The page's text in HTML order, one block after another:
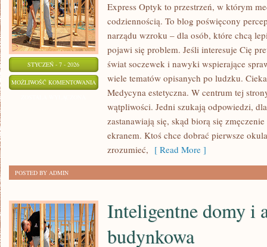
STYCZEŃ - 7 - 2026
MOŻLIWOŚĆ KOMENTOWANIA PYTANIA
CZYTELNIKÓW
Express Optyk to przestrzeń, w którym
codziennością. To blog poświęcony
narządu wzroku – dla osób, które chcą
pojawi się problem. Jeśli interesuje Cię
świat soczewek i nawyki wspierające
wiele tematów opisanych po ludzku.
Medycyna estetyczna. W centrum tej
wątpliwości. Jedni szukają odpowiedzi,
zastanawiają się, skąd biorą się
ekranem. Ktoś chce dobrać pierwsze
zrozumieć, [ Read More ]
POSTED BY ADMIN
Inteligentne domy i
budynkowa